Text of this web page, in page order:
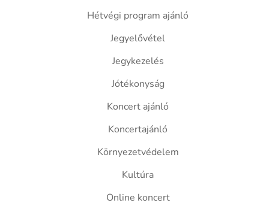
Hétvégi program ajánló
Jegyelővétel
Jegykezelés
Jótékonyság
Koncert ajánló
Koncertajánló
Környezetvédelem
Kultúra
Online koncert